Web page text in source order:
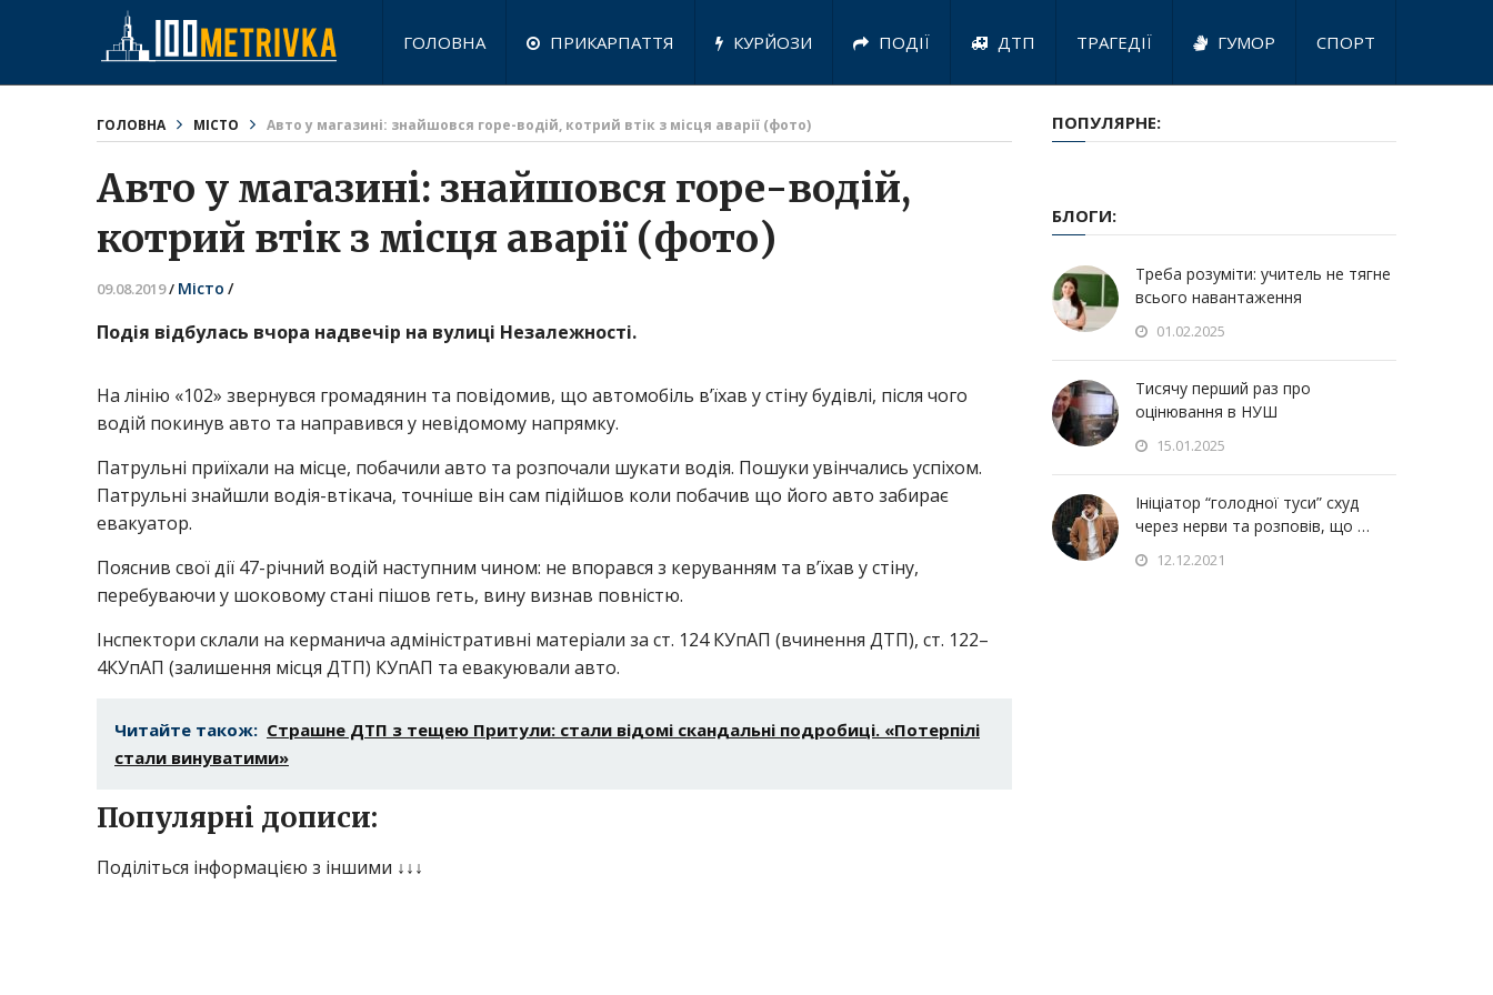
ГОЛОВНА ПРИКАРПАТТЯ КУРЙОЗИ ПОДІЇ ДТП ТРАГЕДІЇ ГУМОР СПОРТ
ГОЛОВНА МІСТО Авто у магазині: знайшовся горе-водій, котрий втік з місця аварії (фото)
Авто у магазині: знайшовся горе-водій,
котрий втік з місця аварії (фото)
09.08.2019/ Місто /
Подія відбулась вчора надвечір на вулиці Незалежності.
На лінію «102» звернувся громадянин та повідомив, що автомобіль в’їхав у стіну будівлі, після чого
водій покинув авто та направився у невідомому напрямку.
Патрульні приїхали на місце, побачили авто та розпочали шукати водія. Пошуки увінчались успіхом.
Патрульні знайшли водія-втікача, точніше він сам підійшов коли побачив що його авто забирає
евакуатор.
Пояснив свої дії 47-річний водій наступним чином: не впорався з керуванням та в’їхав у стіну,
перебуваючи у шоковому стані пішов геть, вину визнав повністю.
Інспектори склали на керманича адміністративні матеріали за ст. 124 КУпАП (вчинення ДТП), ст. 122–
4КУпАП (залишення місця ДТП) КУпАП та евакуювали авто.
Читайте також: Страшне ДТП з тещею Притули: стали відомі скандальні подробиці. «Потерпілі
стали винуватими»
Популярні дописи:
Поділіться інформацією з іншими ↓↓↓
ПОПУЛЯРНЕ:
БЛОГИ:
Треба розуміти: учитель не тягне
всього навантаження
01.02.2025
Тисячу перший раз про
оцінювання в НУШ
15.01.2025
Ініціатор “голодної туси” схуд
через нерви та розповів, що …
12.12.2021